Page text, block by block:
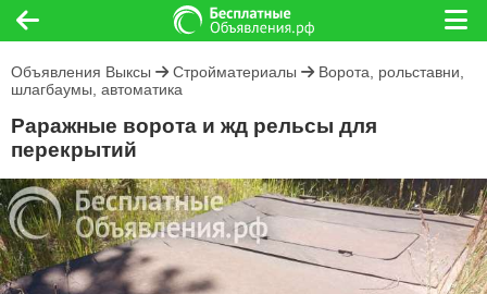
Объявления Выксы Стройматериалы
Ворота, рольставни,
шлагбаумы, автоматика
Раражные ворота и жд рельсы для
перекрытий